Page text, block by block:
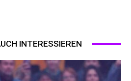
INTERESSIEREN